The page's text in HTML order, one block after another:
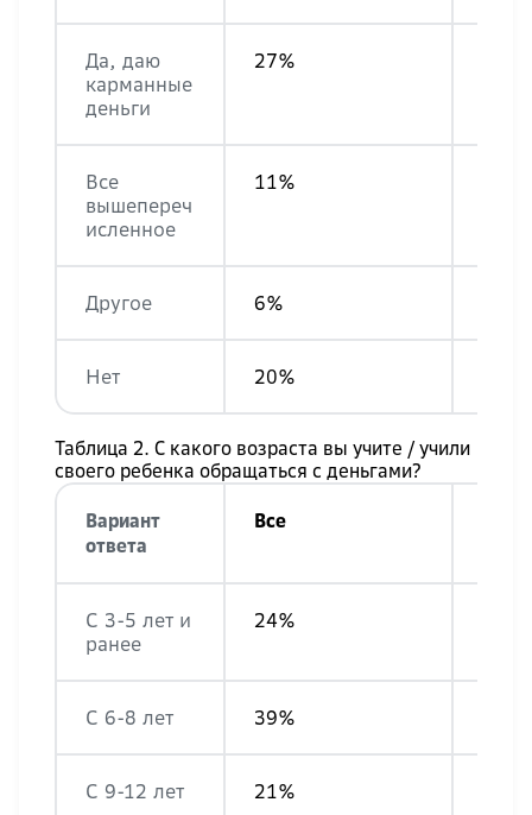
Да, даю
карманные
деньги
27%
Все
вышепереч
исленное
11%
Другое 6%
Нет 20%
Таблица 2. С какого возраста вы учите / учили
своего ребенка обращаться с деньгами?
Вариант
ответа
Все
С 3-5 лет и
ранее
24%
С 6-8 лет 39%
С 9-12 лет 21%